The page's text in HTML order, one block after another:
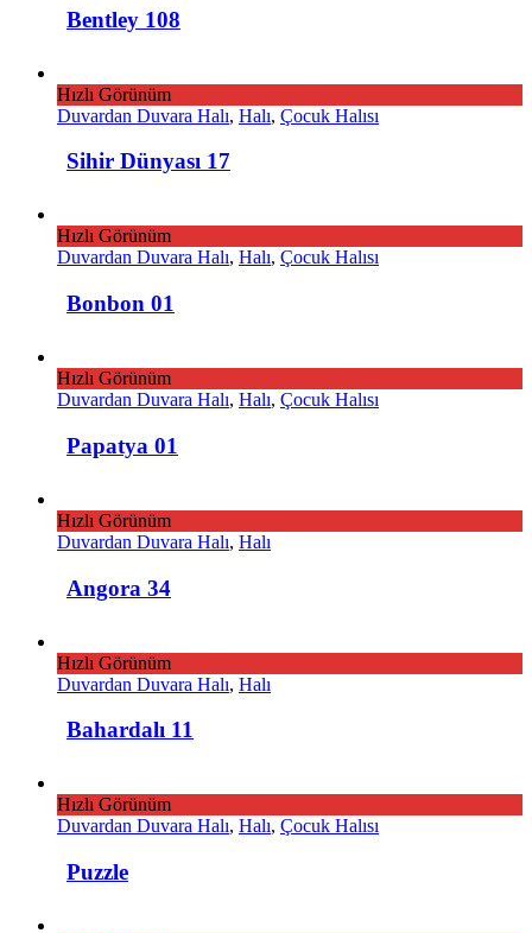
Bentley 108
Hızlı Görünüm
Duvardan Duvara Halı, Halı, Çocuk Halısı
Sihir Dünyası 17
Hızlı Görünüm
Duvardan Duvara Halı, Halı, Çocuk Halısı
Bonbon 01
Hızlı Görünüm
Duvardan Duvara Halı, Halı, Çocuk Halısı
Papatya 01
Hızlı Görünüm
Duvardan Duvara Halı, Halı
Angora 34
Hızlı Görünüm
Duvardan Duvara Halı, Halı
Bahardalı 11
Hızlı Görünüm
Duvardan Duvara Halı, Halı, Çocuk Halısı
Puzzle